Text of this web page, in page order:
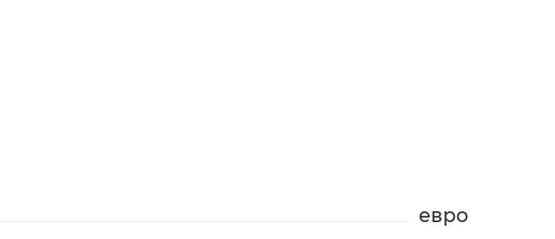
евро